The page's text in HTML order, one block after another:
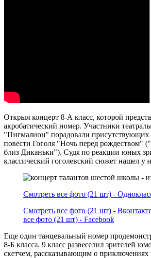
Открыл концерт 8-А класс, которой
акробатический номер. Участники
"Пигмалион" порадовали
повести Гоголя "Ночь перед рождеством"
близ Диканьки"). Судя по реакции юных
классический гоголевский сюжет нашел у
Смотреть все фото (21 шт) -
Смотреть все фото (21 шт) -
все фото (21 шт) - Facebook
Еще один танцевальный номер
8-Б класса. 9 класс развеселил зрителей
скетчем, рассказывающим о приключениях